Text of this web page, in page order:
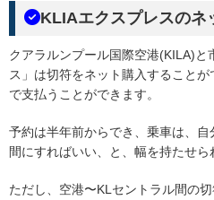
KLIAエクスプレスのネ
クアラルンプール国際空港(KILA)と
ス」は切符をネット購入すること
で支払うことができます。
予約は半年前からでき、乗車は、
間にすればいい、と、幅を持たせら
ただし、空港〜KLセントラル間の